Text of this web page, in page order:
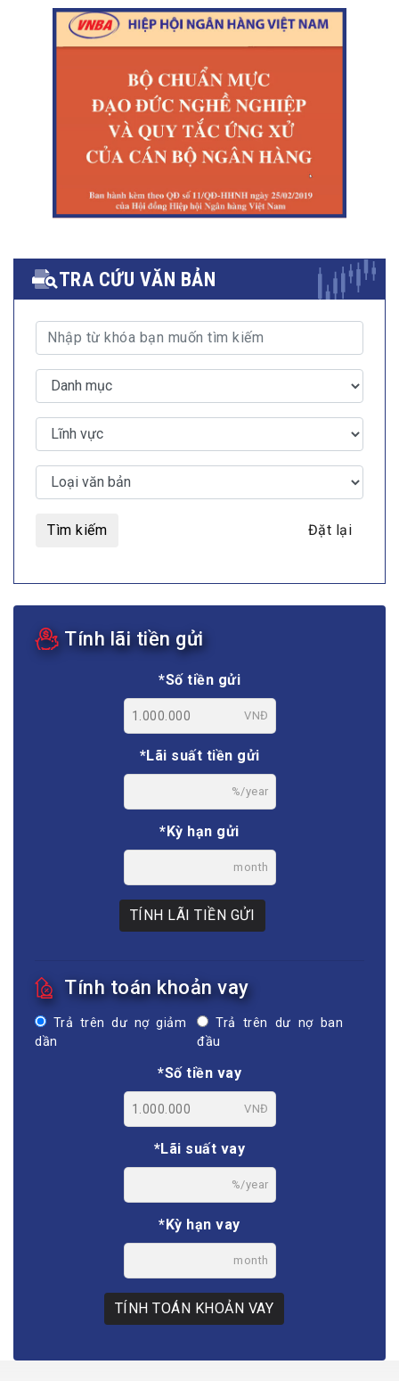
TRA CỨU VĂN BẢN
Tìm kiếm Đặt lại
Tính lãi tiền gửi
*Số tiền gửi
VNĐ
*Lãi suất tiền gửi
%/year
*Kỳ hạn gửi
month
TÍNH LÃI TIỀN GỬI
Tính toán khoản vay
Trả trên dư nợ giảm
dần
Trả trên dư nợ ban
đầu
*Số tiền vay
VNĐ
*Lãi suất vay
%/year
*Kỳ hạn vay
month
TÍNH TOÁN KHOẢN VAY